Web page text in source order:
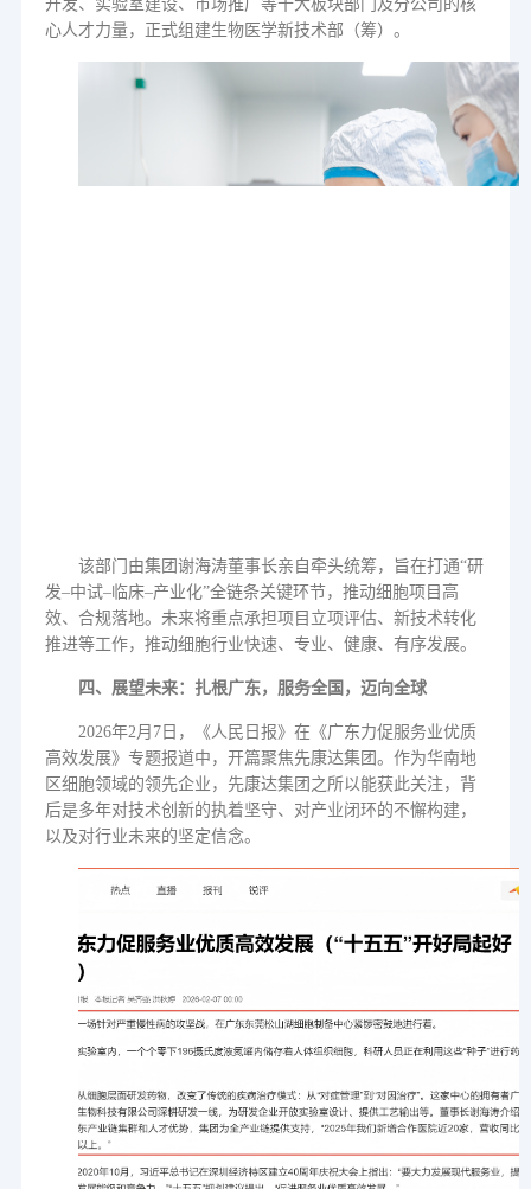
开发、实验室建设、市场推广等十大板块部门及分公司的核
心人才力量，正式组建生物医学新技术部（筹）。
该部门由集团谢海涛董事长亲自牵头统筹，旨在打通“研
发–中试–临床–产业化”全链条关键环节，推动细胞项目高
效、合规落地。未来将重点承担项目立项评估、新技术转化
推进等工作，推动细胞行业快速、专业、健康、有序发展。
四、 展望未来：扎根广东，服务全国，迈向全球
2026年2月 7日，《人民日报》在《广东力促服务业优质
高效发展》专题报道中，开篇聚焦先康达集团。作为华南地
区细胞领域的领先企业，先康达集团之所以能获此关注，背
后是多年对技术创新的执着坚守、对产业闭环的不懈构建，
以及对行业未来的坚定信念。